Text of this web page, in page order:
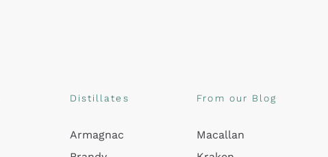
Distillates
Armagnac
From our Blog
Macallan